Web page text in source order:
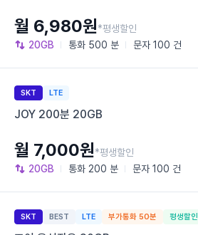
20GB 통화 500 분 문자 100 건
월 6,980원*평생할인
SKT LTE
JOY 200분 20GB
20GB 통화 200 분 문자 100 건
월 7,000원*평생할인
SKT BEST LTE 부가통화 50분 평생할인